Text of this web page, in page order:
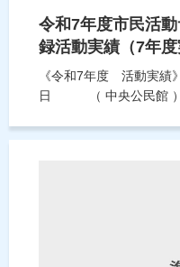
令和7年度市民活
録活動実績（7年度
《令和7年度 活動実
日 （ 中央公民館